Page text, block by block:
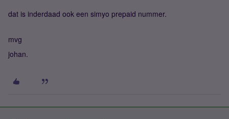
dat is inderdaad ook een simyo prepaid nummer.
mvg
johan.